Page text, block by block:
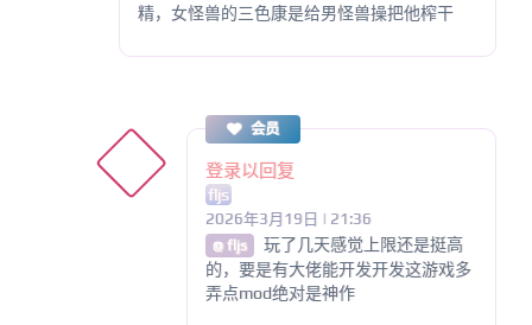
精，女怪兽的三色康是给男怪兽操把他榨干
会员
登录以回复
fljs
2026年3月19日 | 21:36
@ fljs
玩了几天感觉上限还是挺高
的，要是有大佬能开发开发这游戏多
弄点mod绝对是神作